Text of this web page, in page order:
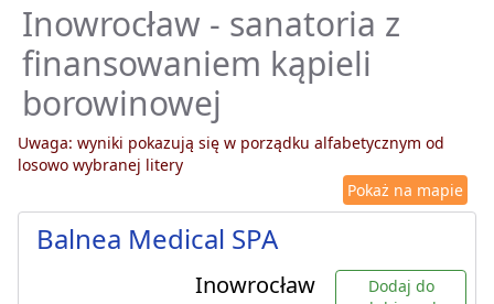
Inowrocław - sanatoria z
finansowaniem kąpieli
borowinowej
Uwaga: wyniki pokazują się w porządku alfabetycznym od
losowo wybranej litery
Pokaż na mapie
Balnea Medical SPA
Inowrocław
Dodaj do